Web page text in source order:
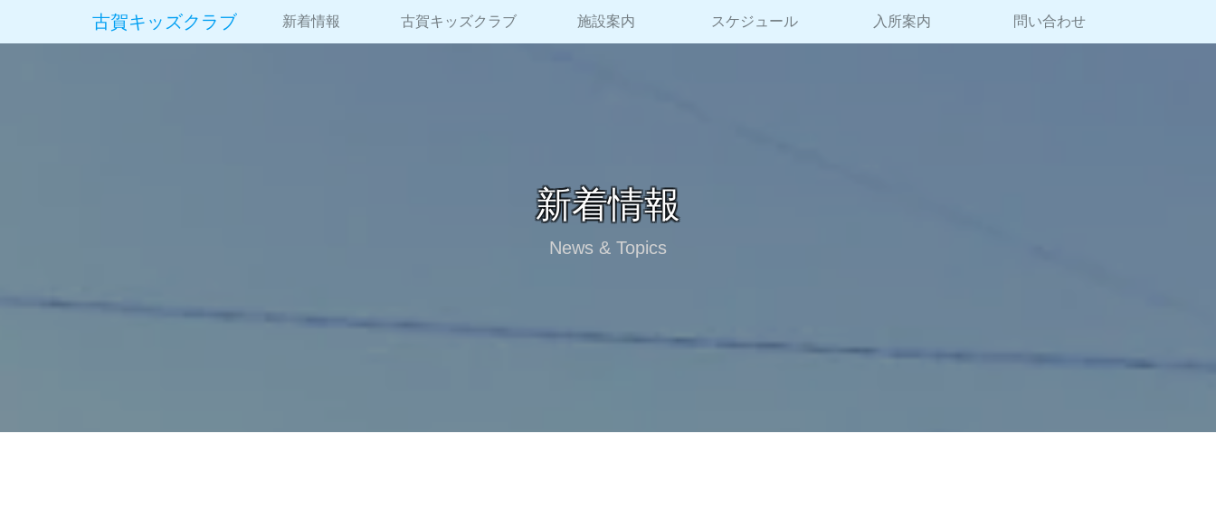
古賀キッズクラブ 新着情報 古賀キッズクラブ 施設案内 スケジュール 入所案内 問い合わせ
新着情報
News & Topics